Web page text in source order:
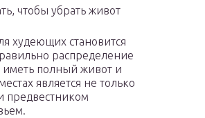
чтобы убрать живот
худеющих становится
распределение
иметь полный живот и
является не только
предвестником